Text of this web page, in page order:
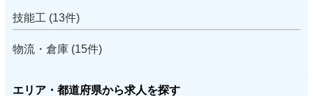
技能工 (13件)
物流・倉庫 (15件)
エリア・都道府県から求人を探す